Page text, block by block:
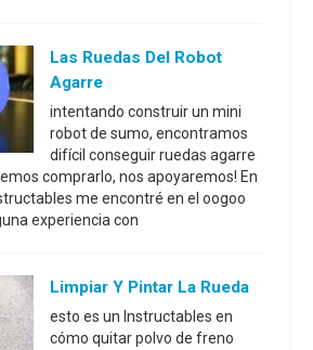
Las Ruedas Del Robot
Agarre
intentando construir un mini
robot de sumo, encontramos
difícil conseguir ruedas agarre
comprarlo, nos apoyaremos! En
me encontré en el oogoo
experiencia con
Limpiar Y Pintar La Rueda
esto es un Instructables en
cómo quitar polvo de freno